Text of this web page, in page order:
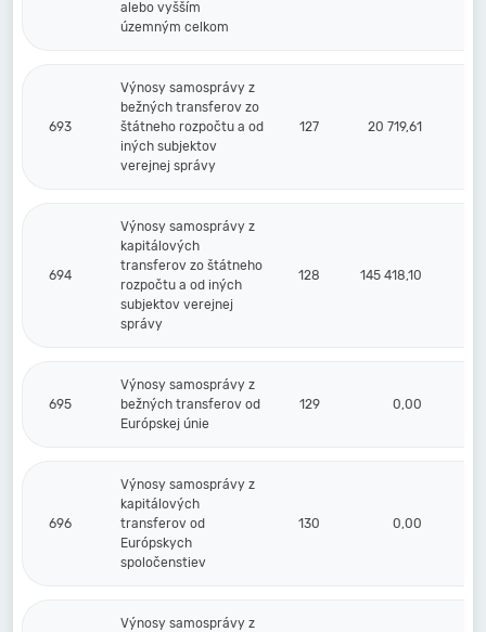
alebo vyšším
územným celkom
693
Výnosy samosprávy z
bežných transferov zo
štátneho rozpočtu a od
iných subjektov
verejnej správy
127 20 719,61
694
Výnosy samosprávy z
kapitálových
transferov zo štátneho
rozpočtu a od iných
subjektov verejnej
správy
128 145 418,10
695
Výnosy samosprávy z
bežných transferov od
Európskej únie
129 0,00
696
Výnosy samosprávy z
kapitálových
transferov od
Európskych
spoločenstiev
130 0,00
Výnosy samosprávy z